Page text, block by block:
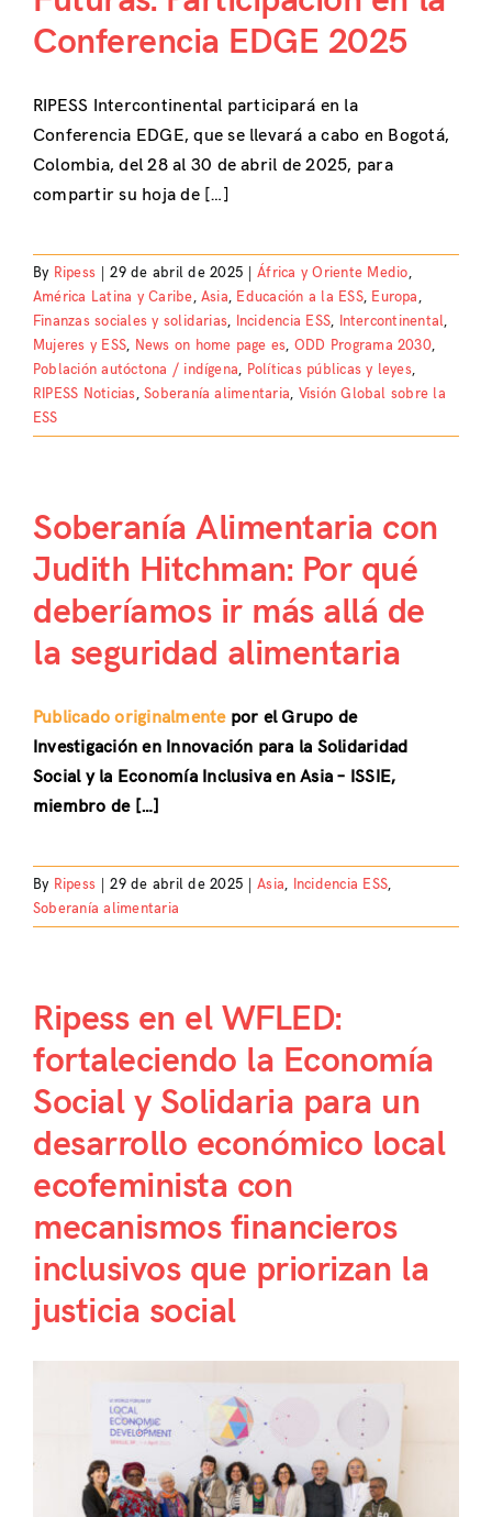
Conferencia EDGE 2025
RIPESS Intercontinental participará en la
Conferencia EDGE, que se llevará a cabo en Bogotá,
Colombia, del 28 al 30 de abril de 2025, para
compartir su hoja de […]
By Ripess 29 de abril de 2025 África y Oriente Medio,
América Latina y Caribe, Asia, Educación a la ESS, Europa,
Finanzas sociales y solidarias, Incidencia ESS, Intercontinental,
Mujeres y ESS, News on home page es, ODD Programa 2030,
Población autóctona / indígena, Políticas públicas y leyes,
RIPESS Noticias,Soberanía alimentaria, Visión Global sobre la
ESS
Soberanía Alimentaria con
Judith Hitchman: Por qué
deberíamos ir más allá de
la seguridad alimentaria
Publicado originalmentepor el Grupo de
Investigación en Innovación para la Solidaridad
Social y la Economía Inclusiva en Asia – ISSIE,
miembro de […]
By Ripess 29 de abril de 2025 Asia, Incidencia ESS,
Soberanía alimentaria
Ripess en el WFLED:
fortaleciendo la Economía
Social y Solidaria para un
desarrollo económico local
ecofeminista con
mecanismos financieros
inclusivos que priorizan la
justicia social